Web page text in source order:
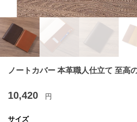
ノートカバー 本革職人仕立て 至高
10,420 円
サイズ